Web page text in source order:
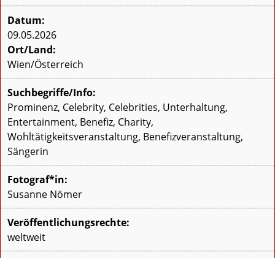
Datum:
09.05.2026
Ort/Land:
Wien/Österreich
Suchbegriffe/Info:
Prominenz, Celebrity, Celebrities, Unterhaltung,
Entertainment, Benefiz, Charity,
Wohltätigkeitsveranstaltung, Benefizveranstaltung,
Sängerin
Fotograf*in:
Susanne Nömer
Veröffentlichungsrechte:
weltweit